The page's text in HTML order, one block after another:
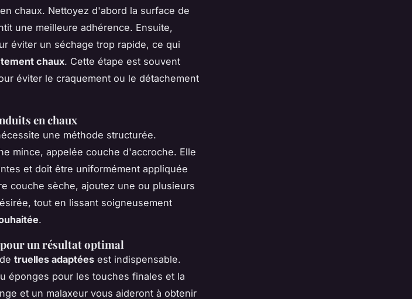
chaux. Nettoyez d'abord la surface de
une meilleure adhérence. Ensuite,
éviter un séchage trop rapide, ce qui
chaux. Cette étape est souvent
éviter le craquement ou le détachement
en chaux
une méthode structurée.
mince, appelée couche d'accroche. Elle
et doit être uniformément appliquée
couche sèche, ajoutez une ou plusieurs
tout en lissant soigneusement
.
un résultat optimal
truelles adaptées est indispensable.
éponges pour les touches finales et la
et un malaxeur vous aideront à obtenir